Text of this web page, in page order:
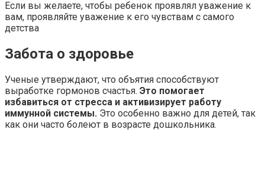
Если вы желаете, чтобы ребенок проявлял уважение к
вам, проявляйте уважение к его чувствам с самого
детства
Забота о здоровье
Ученые утверждают, что объятия способствуют
выработке гормонов счастья. Это помогает
избавиться от стресса и активизирует работу
иммунной системы. Это особенно важно для детей, так
как они часто болеют в возрасте дошкольника.